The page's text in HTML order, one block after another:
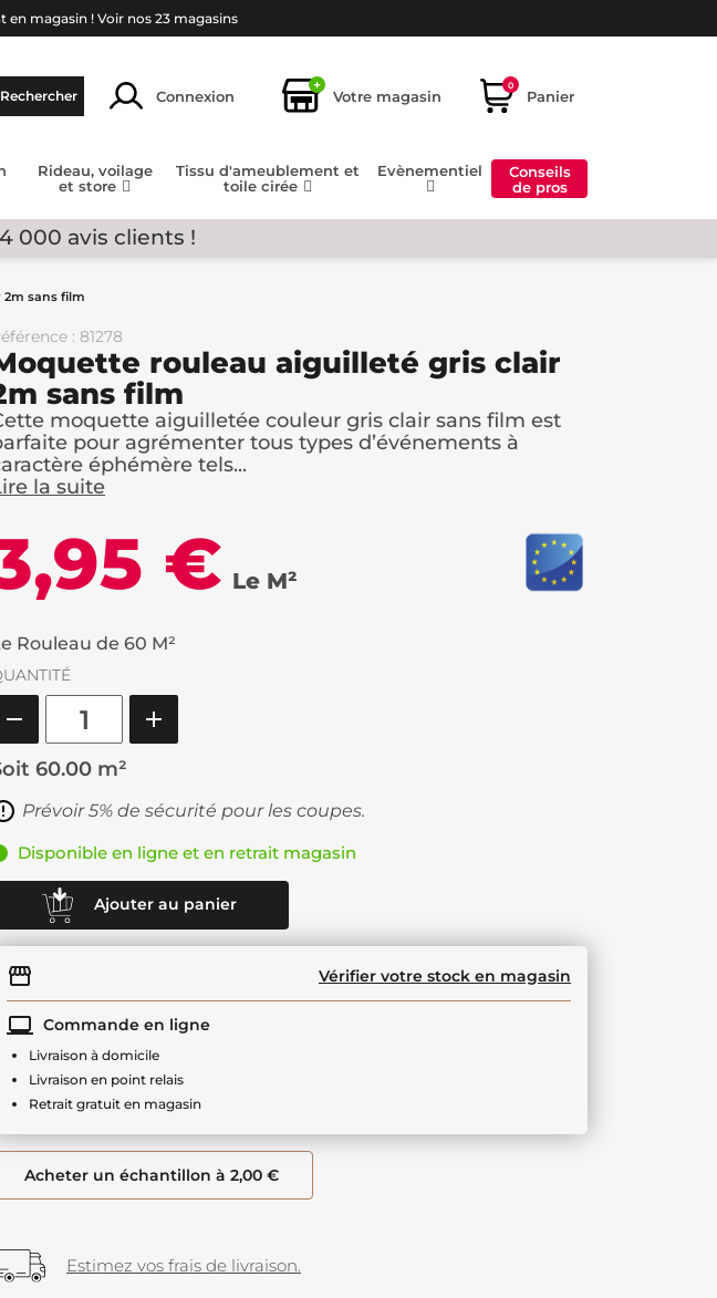
en magasin ! Voir nos 23 magasins
Rechercher Connexion
+
Votre magasin
0
Panier
Rideau, voilage
et store
Tissu d'ameublement et
toile cirée
Evènementiel
Conseils
de pros
000 avis clients !
sans film
: 81278
rouleau aiguilleté gris clair
sans film
moquette aiguilletée couleur gris clair sans film est
pour agrémenter tous types d’événements à
éphémère tels...
la suite
€ Le M²
Rouleau de 60 M²
60.00 m²
Prévoir 5% de sécurité pour les coupes.
Disponible en ligne et en retrait magasin
Ajouter au panier
Vérifier votre stock en magasin
Commande en ligne
Livraison à domicile
Livraison en point relais
Retrait gratuit en magasin
Acheter un échantillon à 2,00 €
Estimez vos frais de livraison.